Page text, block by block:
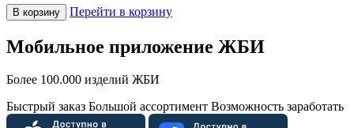
В корзину Перейти в корзину
Мобильное приложение ЖБИ
Более 100.000 изделий ЖБИ
Быстрый заказ Большой ассортимент Возможность заработать